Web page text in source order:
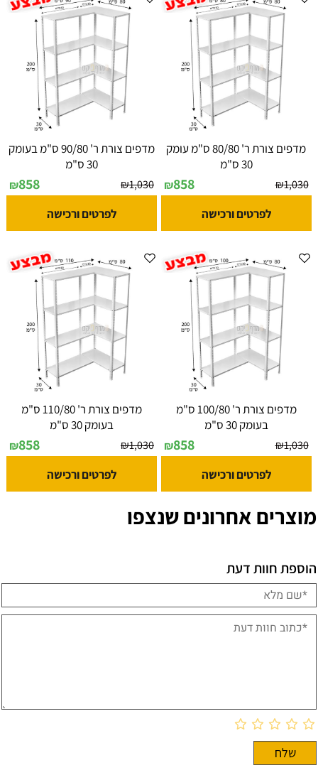
מדפים צורת ר' 80/80 ס"מ עומק
30 ס"מ
₪1,030
₪858
לפרטים ורכישה
מדפים צורת ר' 90/80 ס"מ בעומק
30 ס"מ
₪1,030
₪858
לפרטים ורכישה
מדפים צורת ר' 100/80 ס"מ
בעומק 30 ס"מ
₪1,030
₪858
לפרטים ורכישה
מדפים צורת ר' 110/80 ס"מ
בעומק 30 ס"מ
₪1,030
₪858
לפרטים ורכישה
מוצרים אחרונים שנצפו
הוספת חוות דעת